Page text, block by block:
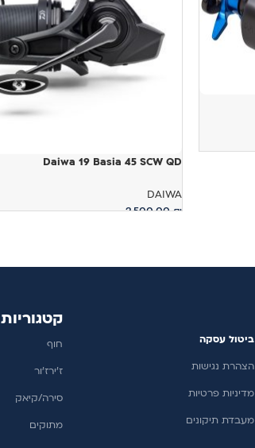
Daiwa 19 Basia 45 SCW QD
DAIWA
2,500.00₪
ביטול עסקה
הצהרת נגישות
מדיניות פרטיות
מעבדת תיקונים
קטגוריות
חוף
ז'ירז'ור
סירה/קיאק
מתוקים